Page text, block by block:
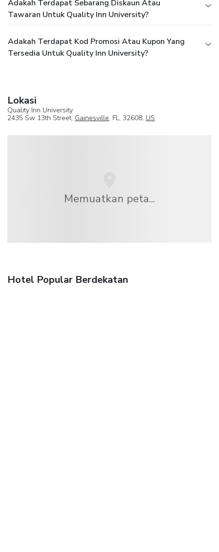
Adakah Terdapat Sebarang Diskaun Atau
Tawaran Untuk Quality Inn University?
Adakah Terdapat Kod Promosi Atau Kupon Yang
Tersedia Untuk Quality Inn University?
Lokasi
Quality Inn University
2435 Sw 13th Street, Gainesville, FL, 32608, US
Memuatkan peta...
Hotel Popular Berdekatan